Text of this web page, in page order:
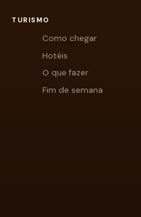
TURISMO
Como chegar
Hotéis
O que fazer
Fim de semana